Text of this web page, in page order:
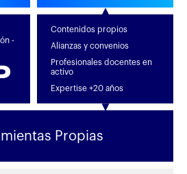
-
Contenidos propios
Alianzas y convenios
Profesionales docentes en
activo
Expertise +20 años
Propias